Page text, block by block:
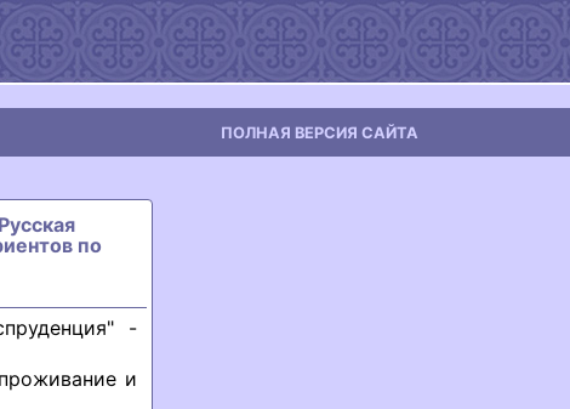
ПОЛНАЯ ВЕРСИЯ САЙТА
по
-
и